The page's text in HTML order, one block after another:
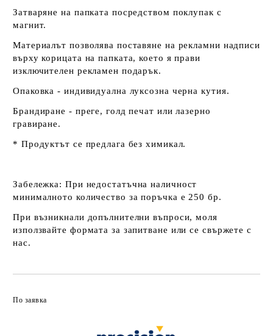
Затваряне на папката посредством поклупак с
магнит.
Материалът позволява поставяне на рекламни надписи
върху корицата на папката, което я прави
изключителен рекламен подарък.
Опаковка - индивидуална луксозна черна кутия.
Брандиране - преге, голд печат или лазерно
гравиране.
* Продуктът се предлага без химикал.
Забележка: При недостатъчна наличност
минималното количество за поръчка е 250 бр.
При възникнали допълнителни въпроси, моля
използвайте формата за запитване или се свържете с
нас.
По заявка